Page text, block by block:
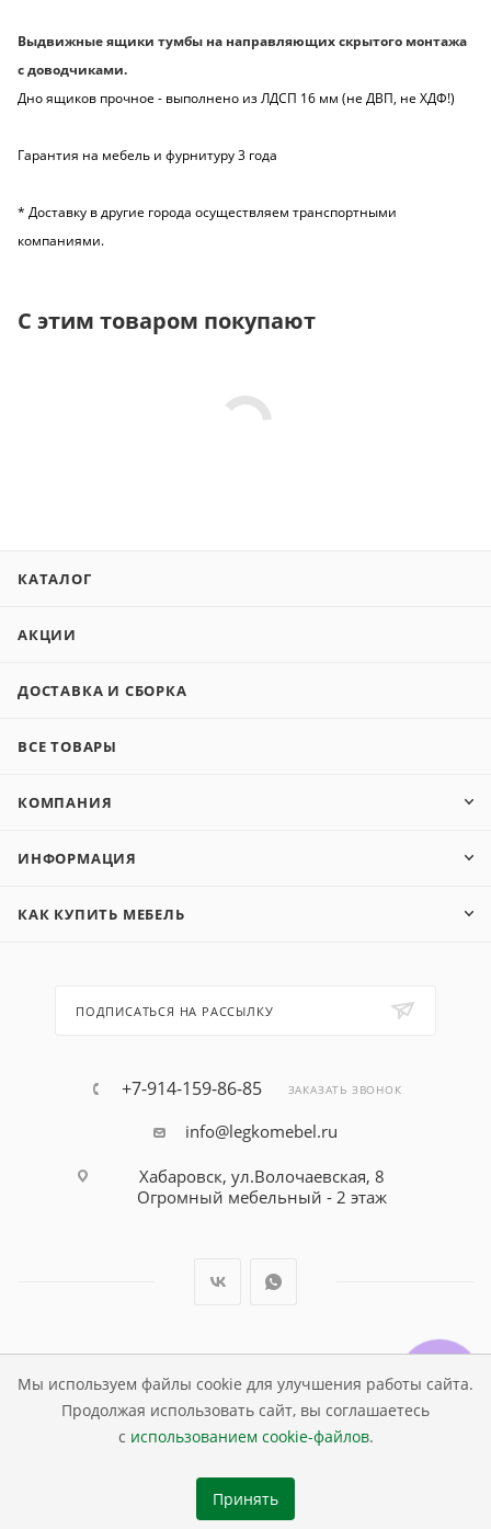
Мы используем файлы cookie для улучшения работы сайта.
Продолжая использовать сайт, вы соглашаетесь
с использованием cookie-файлов.
Принять
Выдвижные ящики тумбы на направляющих скрытого монтажа
с доводчиками.
Дно ящиков прочное - выполнено из ЛДСП 16 мм (не ДВП, не ХДФ!)
Гарантия на мебель и фурнитуру 3 года
* Доставку в другие города осуществляем транспортными
компаниями.
С этим товаром покупают
КАТАЛОГ
АКЦИИ
ДОСТАВКА И СБОРКА
ВСЕ ТОВАРЫ
КОМПАНИЯ
ИНФОРМАЦИЯ
КАК КУПИТЬ МЕБЕЛЬ
ПОДПИСАТЬСЯ НА РАССЫЛКУ
+7-914-159-86-85 ЗАКАЗАТЬ ЗВОНОК
info@legkomebel.ru
Хабаровск, ул.Волочаевская, 8
Огромный мебельный - 2 этаж